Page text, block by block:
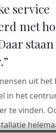
service
met
staan
uit het
in het
te vinden.